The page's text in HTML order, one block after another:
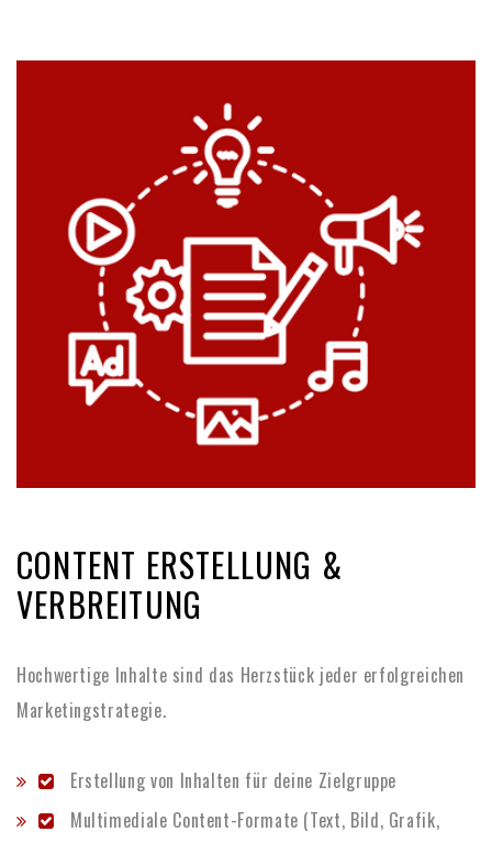
CONTENT ERSTELLUNG &
VERBREITUNG
Hochwertige Inhalte sind das Herzstück jeder erfolgreichen
Marketingstrategie.
Erstellung von Inhalten für deine Zielgruppe
Multimediale Content-Formate (Text, Bild, Grafik,